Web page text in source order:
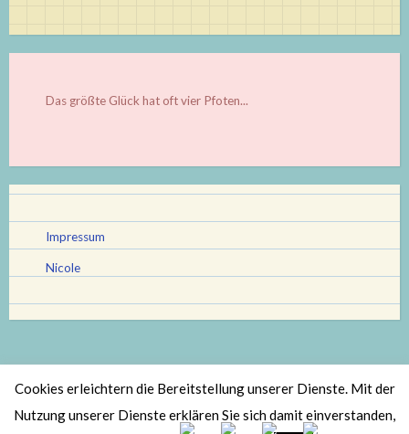
Das größte Glück hat oft vier Pfoten...
Impressum
Nicole
Stolz bereitgestellt von WordPress |
Theme: Scratchpad von
Cookies erleichtern die Bereitstellung unserer Dienste. Mit der
Nutzung unserer Dienste erklären Sie sich damit einverstanden,